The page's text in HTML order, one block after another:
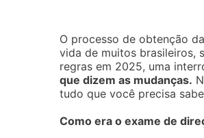
O processo de obtenção
vida de muitos brasileiros,
regras em 2025, uma
que dizem as mudanças.
tudo que você precisa
Como era o exame de